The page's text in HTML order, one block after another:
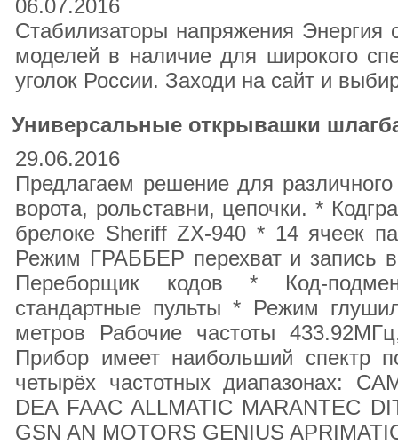
06.07.2016
Стабилизаторы напряжения
моделей в наличие для широкого
уголок России. Заходи на сайт и
Универсальные открывашки
29.06.2016
Предлагаем решение для
ворота, рольставни, цепочки. *
брелоке Sheriff ZX-940 * 14 ячеек
Режим ГРАББЕР перехват и запись
Переборщик кодов * Код-
стандартные пульты * Режим
метров Рабочие частоты
Прибор имеет наибольший спектр
четырёх частотных диапазонах:
DEA FAAC ALLMATIC MARANTEC
GSN AN MOTORS GENIUS